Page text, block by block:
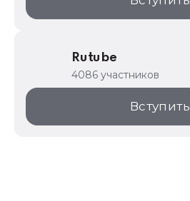
Rutube
4086 участников
Вступить